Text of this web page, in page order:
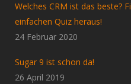
Welches CRM ist das beste?
einfachen Quiz heraus!
24 Februar 2020
Sugar 9 ist schon da!
26 April 2019